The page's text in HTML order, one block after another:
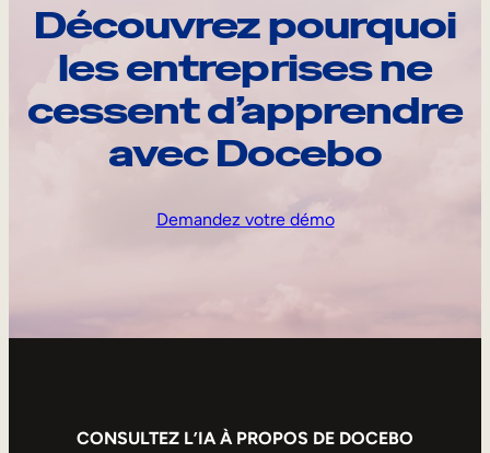
Découvrez pourquoi
les entreprises ne
cessent d’apprendre
avec Docebo
Demandez votre démo
CONSULTEZ L’IA À PROPOS DE DOCEBO